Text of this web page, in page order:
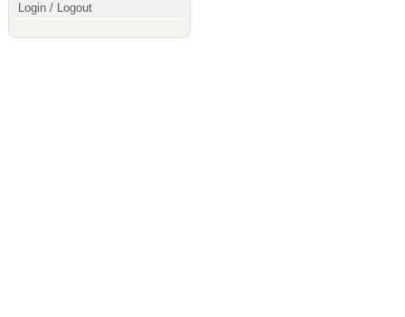
Login / Logout